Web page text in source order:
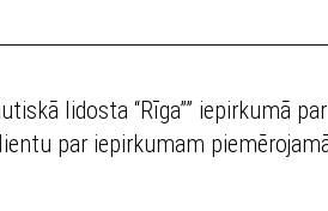
lidosta “Rīga”” iepirkumā
par iepirkumam